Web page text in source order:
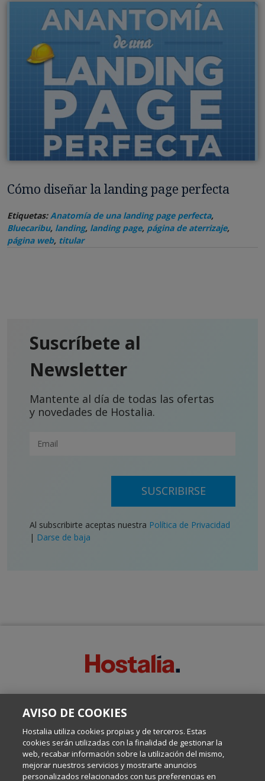
Cómo diseñar la landing page perfecta
Etiquetas:Anatomía de una landing page perfecta,
Bluecaribu, landing, landing page, página de aterrizaje,
página web, titular
Suscríbete al
Newsletter
Mantente al día de todas las ofertas
y novedades de Hostalia.
SUSCRIBIRSE
Al subscribirte aceptas nuestra Política de Privacidad
| Darse de baja
Escrito por el equipo de Comunicación de Hostalia, dirigido por
Internet y Tecnología.
Política de privacidad
AVISO DE COOKIES
Hostalia utiliza cookies propias y de terceros. Estas
cookies serán utilizadas con la finalidad de gestionar la
web, recabar información sobre la utilización del mismo,
mejorar nuestros servicios y mostrarte anuncios
personalizados relacionados con tus preferencias en